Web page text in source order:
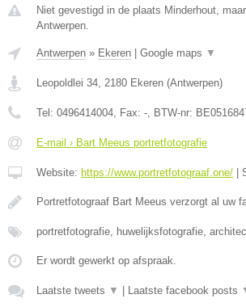
Niet gevestigd in de plaats Minderhout,
Antwerpen.
Antwerpen » Ekeren Google maps ▼
Leopoldlei 34, 2180 Ekeren (Antwerpen)
Tel: 0496414004, Fax: -, BTW-nr:
E-mail › Bart Meeus portretfotografie
Website: https://www.portretfotograaf.one/
Portretfotograaf Bart Meeus verzorgt al uw
portretfotografie, huwelijksfotografie,
Er wordt gewerkt op afspraak.
Laatste tweets ▼ Laatste facebook posts